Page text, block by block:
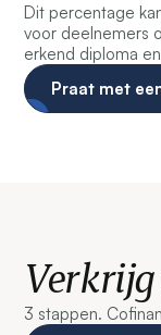
Dit percentage
voor deelnemers
erkend diploma
Praat met
3 stappen.